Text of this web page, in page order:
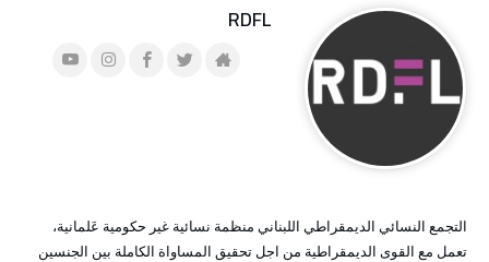
RDFL
التجمع النسائي الديمقراطي اللبناني منظمة نسائية غير حكومية عَلمانية،
تعمل مع القوى الديمقراطية من اجل تحقيق المساواة الكاملة بين الجنسين